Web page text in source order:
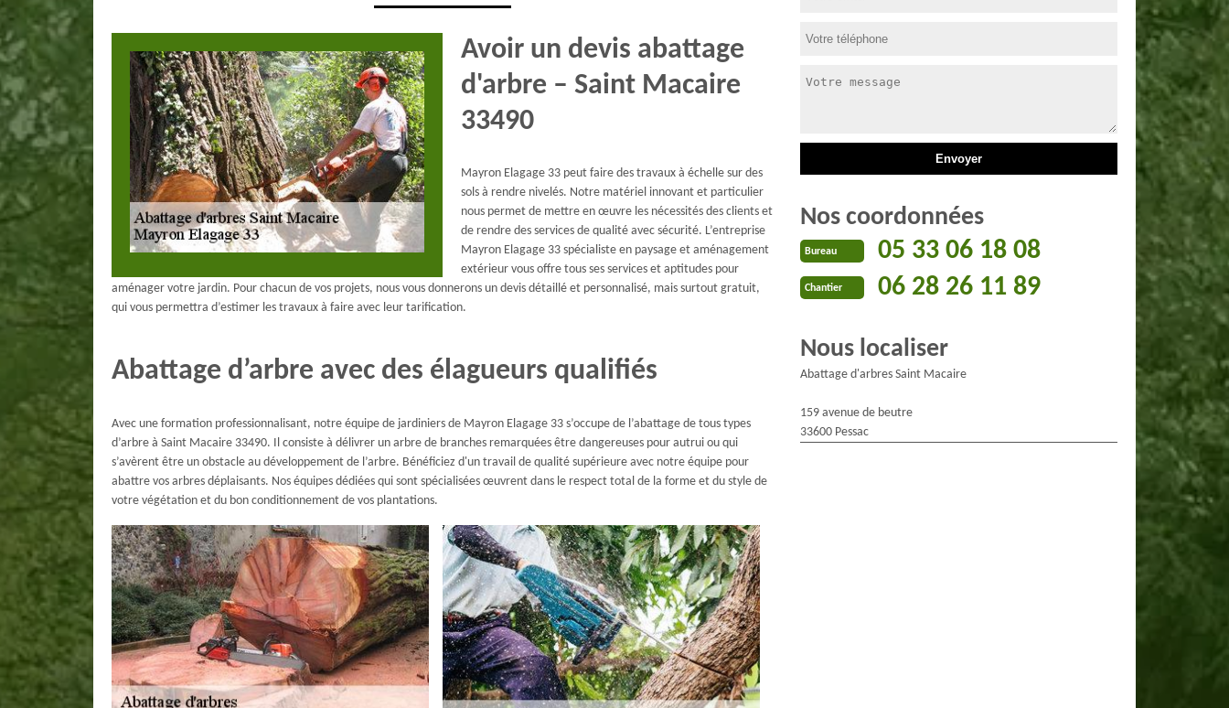
Avoir un devis abattage
d'arbre – Saint Macaire
33490
Mayron Elagage 33 peut faire des travaux à échelle sur des
sols à rendre nivelés. Notre matériel innovant et particulier
nous permet de mettre en œuvre les nécessités des clients et
de rendre des services de qualité avec sécurité. L’entreprise
Mayron Elagage 33 spécialiste en paysage et aménagement
extérieur vous offre tous ses services et aptitudes pour
aménager votre jardin. Pour chacun de vos projets, nous vous donnerons un devis détaillé et personnalisé, mais surtout gratuit,
qui vous permettra d’estimer les travaux à faire avec leur tarification.
Abattage d’arbre avec des élagueurs qualifiés
Avec une formation professionnalisant, notre équipe de jardiniers de Mayron Elagage 33 s’occupe de l’abattage de tous types
d’arbre à Saint Macaire 33490. Il consiste à délivrer un arbre de branches remarquées être dangereuses pour autrui ou qui
s’avèrent être un obstacle au développement de l’arbre. Bénéficiez d'un travail de qualité supérieure avec notre équipe pour
abattre vos arbres déplaisants. Nos équipes dédiées qui sont spécialisées œuvrent dans le respect total de la forme et du style de
votre végétation et du bon conditionnement de vos plantations.
Nos coordonnées
Bureau 05 33 06 18 08
Chantier 06 28 26 11 89
Nous localiser
Abattage d'arbres Saint Macaire
159 avenue de beutre
33600 Pessac